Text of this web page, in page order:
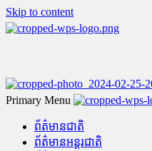
Skip to content
Primary Menu
ព័ត៌មានជាតិ
ព័ត៌មានអន្តរជាតិ